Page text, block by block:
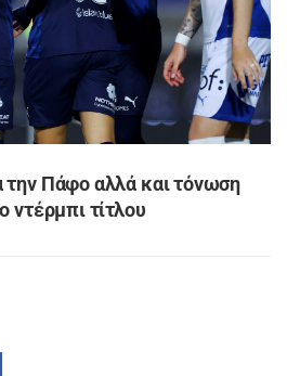
την Πάφο αλλά και τόνωση
ντέρμπι τίτλου